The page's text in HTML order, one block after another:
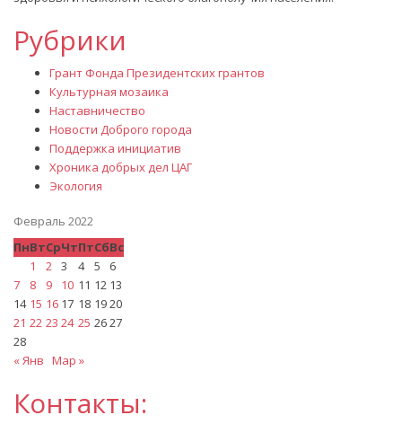
Рубрики
Грант Фонда Президентских грантов
Культурная мозаика
Наставничество
Новости Доброго города
Поддержка инициатив
Хроника добрых дел ЦАГ
Экология
Февраль 2022
ПнВтСрЧтПтСбВс
1
2 3 4 5
6
7
8 9 10 11 12 13
14 15 16 17 18 1920
21 22 23 24 25 2627
28
« Янв Мар »
Контакты: